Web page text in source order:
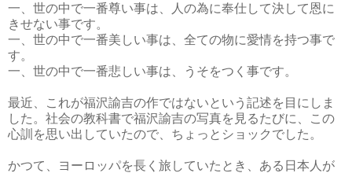
一、世の中で一番尊い事は、人の為に奉仕して決して恩に
きせない事です。
一、世の中で一番美しい事は、全ての物に愛情を持つ事で
す。
一、世の中で一番悲しい事は、うそをつく事です。
最近、これが福沢諭吉の作ではないという記述を目にしま
した。社会の教科書で福沢諭吉の写真を見るたびに、この
心訓を思い出していたので、ちょっとショックでした。
かつて、ヨーロッパを長く旅していたとき、ある日本人が